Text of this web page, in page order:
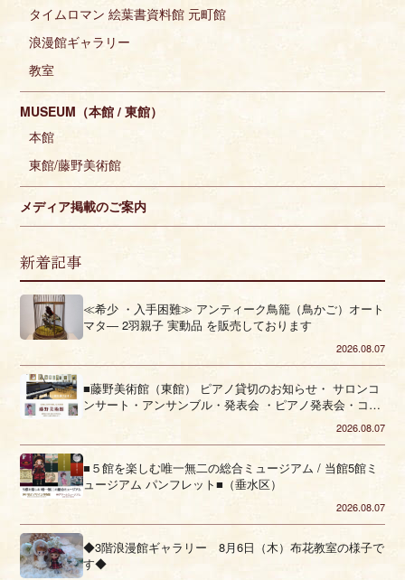
タイムロマン 絵葉書資料館 元町館
浪漫館ギャラリー
教室
MUSEUM（本館 / 東館）
本館
東館/藤野美術館
メディア掲載のご案内
新着記事
≪希少 ・入手困難≫ アンティーク鳥籠（鳥かご）オート
マタ― 2羽親子 実動品 を販売しております
2026.08.07
■藤野美術館（東館） ピアノ貸切のお知らせ・ サロンコ
ンサート・アンサンブル・発表会 ・ピアノ発表会・コー
2026.08.07
■５館を楽しむ唯一無二の総合ミュージアム / 当館5館ミ
ュージアム パンフレット■（垂水区）
2026.08.07
◆3階浪漫館ギャラリー 8月6日（木）布花教室の様子で
す◆